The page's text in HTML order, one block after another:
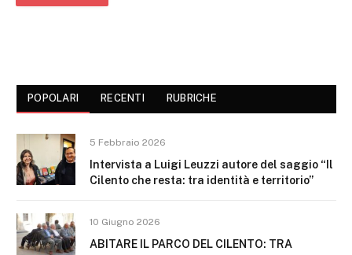
POPOLARI RECENTI RUBRICHE
5 Febbraio 2026
Intervista a Luigi Leuzzi autore del saggio “Il
Cilento che resta: tra identità e territorio”
10 Giugno 2026
ABITARE IL PARCO DEL CILENTO: TRA